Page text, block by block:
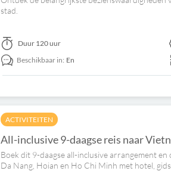
stad.
Duur 120 uur
Beschikbaar in: En
ACTIVITEITEN
All-inclusive 9-daagse reis naar
Boek dit 9-daagse all-inclusive arrangement
Da Nang, Hoian en Ho Chi Minh met hotel,